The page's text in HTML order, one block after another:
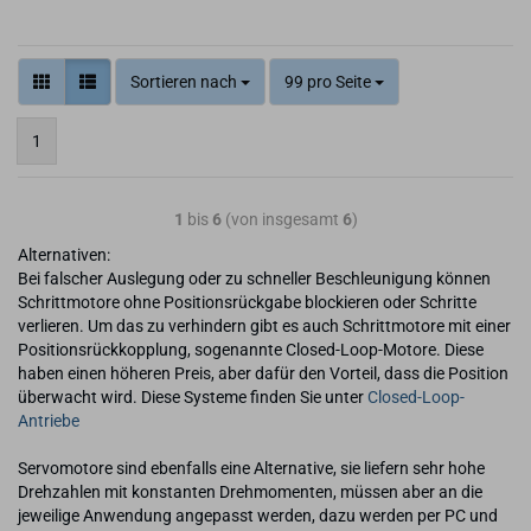
Sortieren nach 99 pro Seite
1
1 bis 6(von insgesamt 6)
Alternativen:
Bei falscher Auslegung oder zu schneller Beschleunigung können
Schrittmotore ohne Positionsrückgabe blockieren oder Schritte
verlieren. Um das zu verhindern gibt es auch Schrittmotore mit einer
Positionsrückkopplung, sogenannte Closed-Loop-Motore. Diese
haben einen höheren Preis, aber dafür den Vorteil, dass die Position
überwacht wird. Diese Systeme finden Sie unterClosed-Loop-
Antriebe
Servomotore sind ebenfalls eine Alternative, sie liefern sehr hohe
Drehzahlen mit konstanten Drehmomenten, müssen aber an die
jeweilige Anwendung angepasst werden, dazu werden per PC und